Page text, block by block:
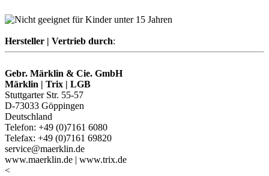
Hersteller | Vertrieb durch:
Gebr. Märklin & Cie. GmbH
Märklin | Trix | LGB
Stuttgarter Str. 55-57
D-73033 Göppingen
Deutschland
Telefon: +49 (0)7161 6080
Telefax: +49 (0)7161 69820
service@maerklin.de
www.maerklin.de | www.trix.de
<